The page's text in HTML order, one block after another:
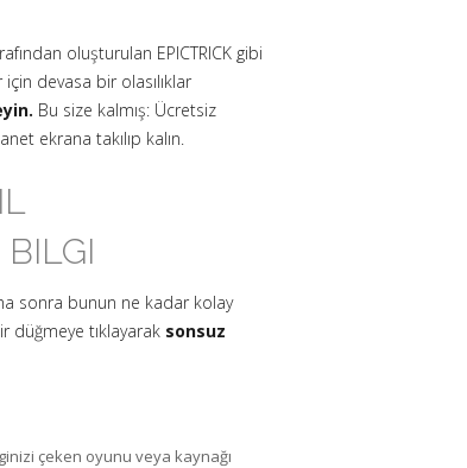
oluşturulan EPICTRICK gibi
devasa bir olasılıklar
Bu size kalmış: Ücretsiz
ekrana takılıp kalın.
sonra bunun ne kadar kolay
düğmeye tıklayarak sonsuz
çeken oyunu veya kaynağı